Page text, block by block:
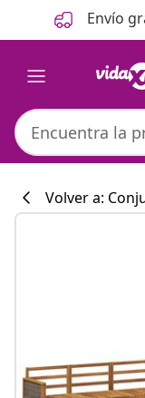
Anterior
Siguiente Envío
Volver a: